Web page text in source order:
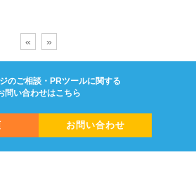
« »
のご相談・PRツールに関する
問い合わせはこちら
お問い合わせ